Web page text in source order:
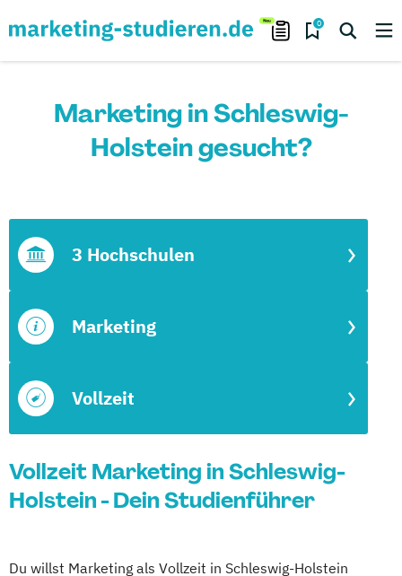
0
Marketing in Schleswig-
Holstein gesucht?
Vollzeit
Marketing
3 Hochschulen
Vollzeit Marketing in Schleswig-
Holstein - Dein Studienführer
Du willst Marketing als Vollzeit in Schleswig-Holstein